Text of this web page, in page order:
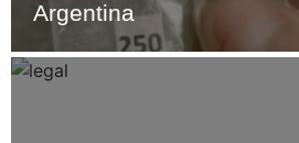
Argentina